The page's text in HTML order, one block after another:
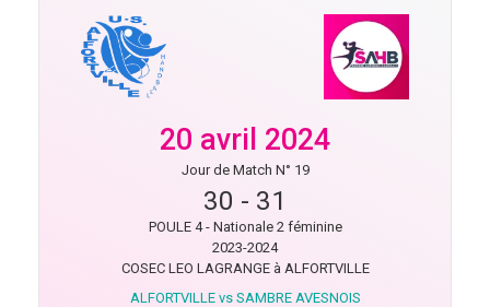
20 avril 2024
Jour de Match N° 19
30 - 31
POULE 4 - Nationale 2 féminine
2023-2024
COSEC LEO LAGRANGE à ALFORTVILLE
ALFORTVILLE vs SAMBRE AVESNOIS